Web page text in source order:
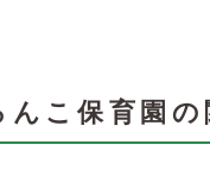
んこ保育園の